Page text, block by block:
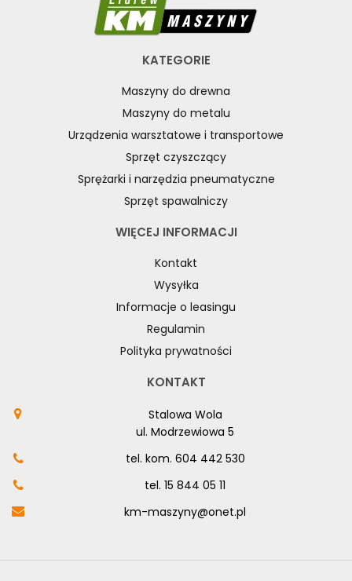
KATEGORIE
Maszyny do drewna
Maszyny do metalu
Urządzenia warsztatowe i transportowe
Sprzęt czyszczący
Sprężarki i narzędzia pneumatyczne
Sprzęt spawalniczy
WIĘCEJ INFORMACJI
Kontakt
Wysyłka
Informacje o leasingu
Regulamin
Polityka prywatności
KONTAKT
Stalowa Wola
ul. Modrzewiowa 5
tel. kom. 604 442 530
tel. 15 844 05 11
km-maszyny@onet.pl